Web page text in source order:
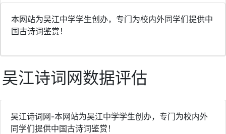
本网站为吴江中学学生创办，专门为校内外同学们提供中
国古诗词鉴赏！
吴江诗词网数据评估
吴江诗词网-本网站为吴江中学学生创办，专门为校内外
同学们提供中国古诗词鉴赏！